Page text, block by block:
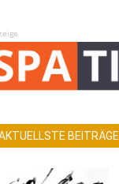
BEITRÄGE